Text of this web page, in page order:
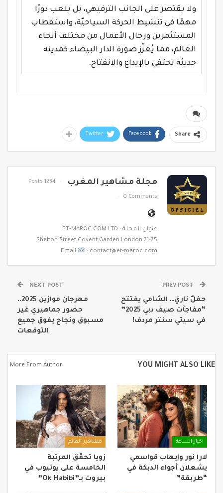
ولا يقتصر على الجانب الترفيهي، بل يلعب دورًا
مهمًا في تنشيط الحركة السياحيّة، واستقطاب
المستثمرين ورجال الأعمال من مختلف أنحاء
العالم، مما يُعزّز صورة الدار البيضاء كمدينة
حديثة تحتفي بالإبداع والانفتاح.
Share
Facebook
Twitter
مجلة مشاهير المغرب 1234 Posts
0 Comments
عنوان المجلة : ET-MAROC.COM LTD
71-75 Shelton Street Covent Garden London
Email
: contact@et-maroc.com
حفلٌ ناريّ… الشامي يفتتح
“مفاجآت صيف دبي 2025”
في سيتي سنتر مردف!
NEXT POST
مهرجان موازين 2025..
حضور جماهيري غير
مسبوق ونجاح يفوق جميع
التوقعات
YOU MIGHT ALSO LIKE
More From Author
اخبار الساعة
لارا نور وإيهاب قواسمي
يشعلان أجواء الدبكة في
“طربقة”
مشاهير العالم
زويا تحقّق المرتبة
الخامسة على يوتيوب في
بيروت بـ”Ok Habibi”